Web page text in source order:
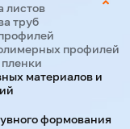
листов
труб
профилей
материалов и
формования